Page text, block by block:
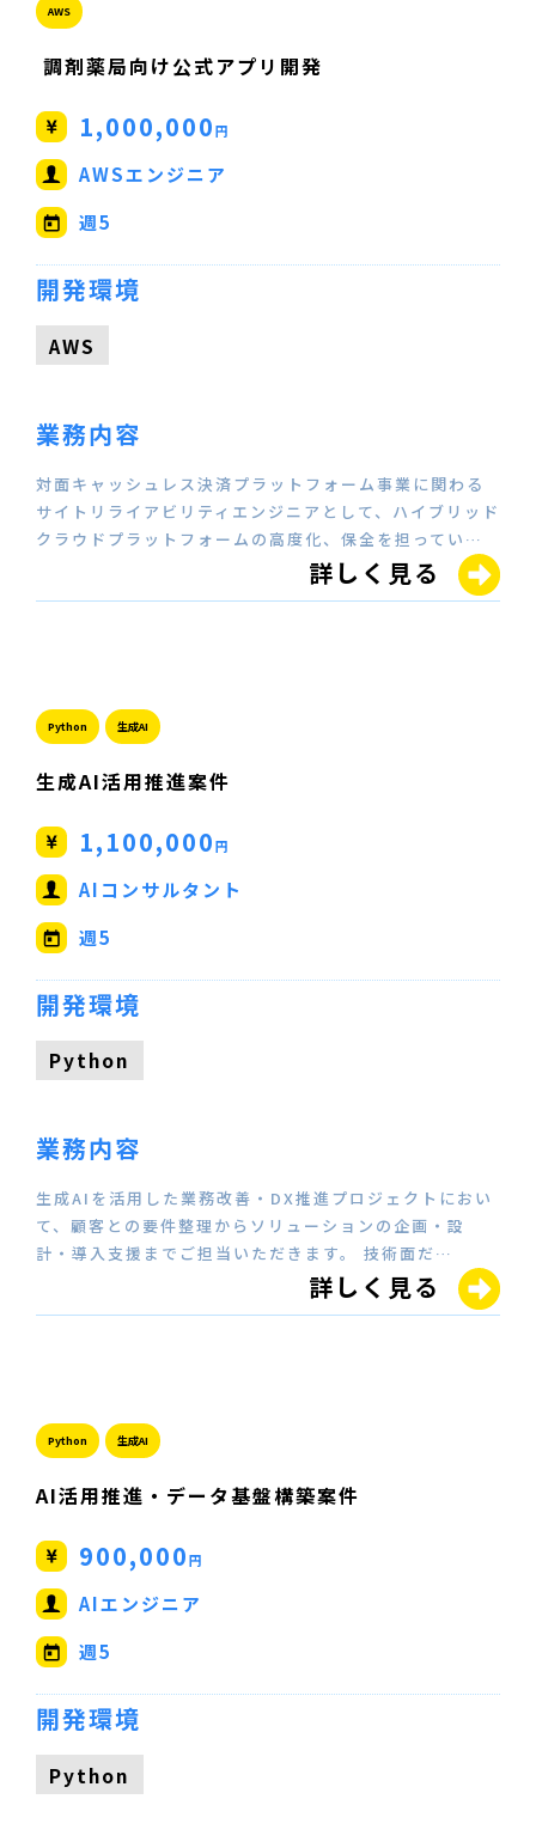
AWS
調剤薬局向け公式アプリ開発
1,000,000円
AWSエンジニア
週5
開発環境
AWS
業務内容
対面キャッシュレス決済プラットフォーム事業に関わる
サイトリライアビリティエンジニアとして、ハイブリッド
クラウドプラットフォームの高度化、保全を担ってい…
詳しく見る
Python 生成AI
生成AI活用推進案件
1,100,000円
AIコンサルタント
週5
開発環境
Python
業務内容
生成AIを活用した業務改善・DX推進プロジェクトにおい
て、顧客との要件整理からソリューションの企画・設
計・導入支援までご担当いただきます。 技術面だ…
詳しく見る
Python 生成AI
AI活用推進・データ基盤構築案件
900,000円
AIエンジニア
週5
開発環境
Python